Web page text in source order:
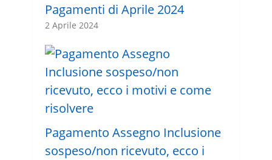
Pagamenti di Aprile 2024
2 Aprile 2024
Pagamento Assegno Inclusione
sospeso/non ricevuto, ecco i